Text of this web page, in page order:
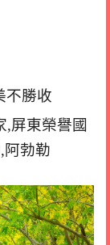
不勝收